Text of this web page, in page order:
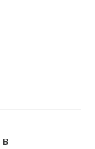
в